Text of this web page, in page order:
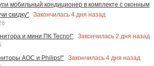
мобильный кондиционер в комплекте с оконным
скидку"
Закончилась 4 дня назад
и мини ПК Tecno!"
Закончилась 2 дня назад
AOC и Philips!"
Закончилась 4 дня назад